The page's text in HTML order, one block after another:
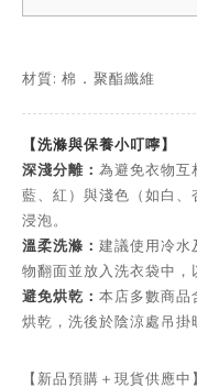
材質: 棉 ． 聚酯纖維
【洗滌與保養小叮嚀】
深淺分離： 為避免衣物互
藍、紅）與淺色（如白
浸泡。
溫柔洗滌： 建議使用冷水
物翻面並放入洗衣袋中，
避免烘乾： 本店多數商品
烘乾，洗後於陰涼處吊掛
【新品預購＋現貨供應中